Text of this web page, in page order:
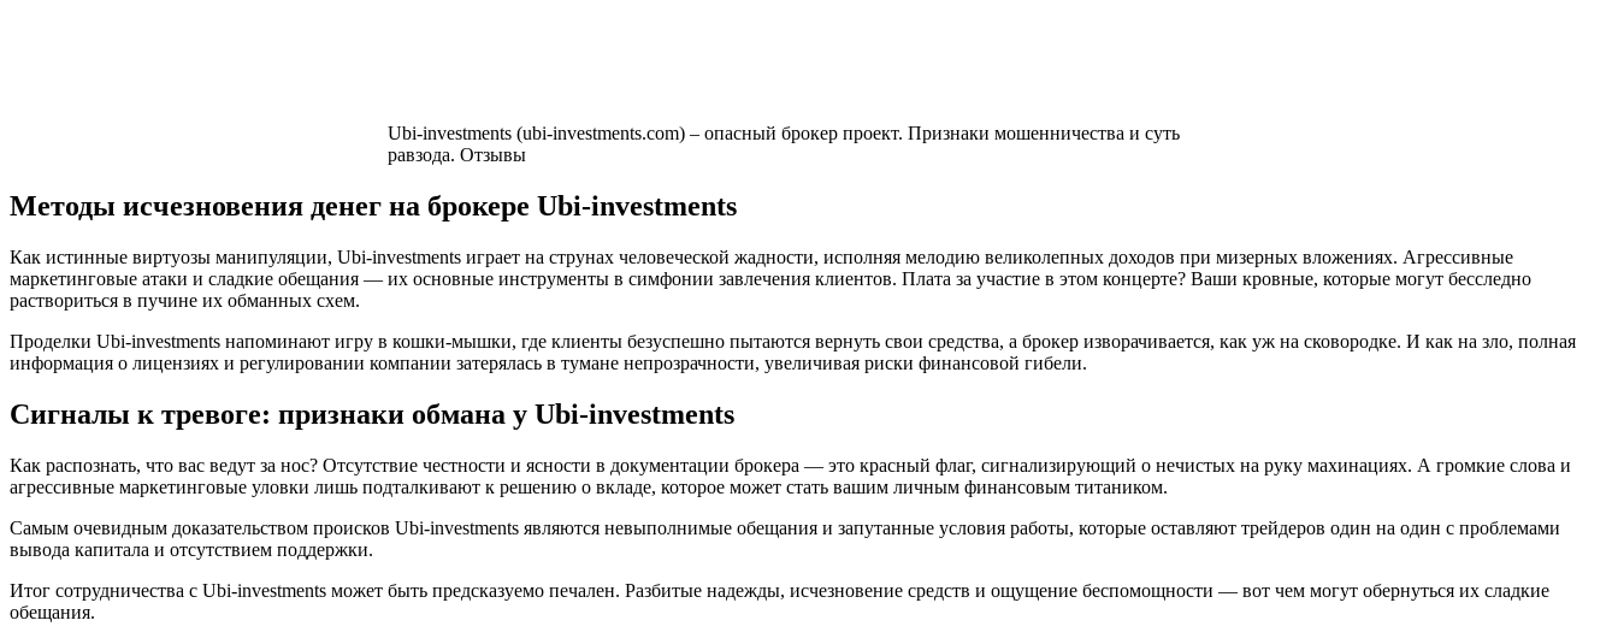
Ubi-investments (ubi-investments.com) – опасный брокер проект. Признаки мошенничества и суть
равзода. Отзывы
Методы исчезновения денег на брокере Ubi-investments
Как истинные виртуозы манипуляции, Ubi-investments играет на струнах человеческой жадности, исполняя мелодию великолепных доходов при мизерных вложениях. Агрессивные
маркетинговые атаки и сладкие обещания — их основные инструменты в симфонии завлечения клиентов. Плата за участие в этом концерте? Ваши кровные, которые могут бесследно
раствориться в пучине их обманных схем.
Проделки Ubi-investments напоминают игру в кошки-мышки, где клиенты безуспешно пытаются вернуть свои средства, а брокер изворачивается, как уж на сковородке. И как на зло, полная
информация о лицензиях и регулировании компании затерялась в тумане непрозрачности, увеличивая риски финансовой гибели.
Сигналы к тревоге: признаки обмана у Ubi-investments
Как распознать, что вас ведут за нос? Отсутствие честности и ясности в документации брокера — это красный флаг, сигнализирующий о нечистых на руку махинациях. А громкие слова и
агрессивные маркетинговые уловки лишь подталкивают к решению о вкладе, которое может стать вашим личным финансовым титаником.
Самым очевидным доказательством происков Ubi-investments являются невыполнимые обещания и запутанные условия работы, которые оставляют трейдеров один на один с проблемами
вывода капитала и отсутствием поддержки.
Итог сотрудничества с Ubi-investments может быть предсказуемо печален. Разбитые надежды, исчезновение средств и ощущение беспомощности — вот чем могут обернуться их сладкие
обещания.